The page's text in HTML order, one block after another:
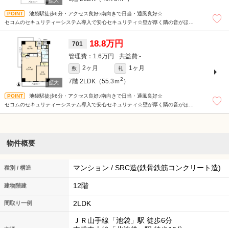
池袋駅徒歩6分・アクセス良好♪南向きで日当・通風良好☆
セコムのセキュリティーシステム導入で安心セキュリティ☆壁が厚く隣の音がほぼ
1階ドラッグストアで便利♪エアコン３台完備☆管理人駐在☆
701 18.8万円
1.6万円 -
敷 2ヶ月 礼
1ヶ月
7階 2LDK（55.3ｍ2 ）
池袋駅徒歩6分・アクセス良好♪南向きで日当・通風良好☆
セコムのセキュリティーシステム導入で安心セキュリティ☆壁が厚く隣の音がほぼ
物件概要
種別 / 構造 マンション / SRC造(鉄骨鉄筋コンクリート造)
建物階建 12階
間取り一例 2LDK
ＪＲ山手線「池袋」駅 徒歩6分